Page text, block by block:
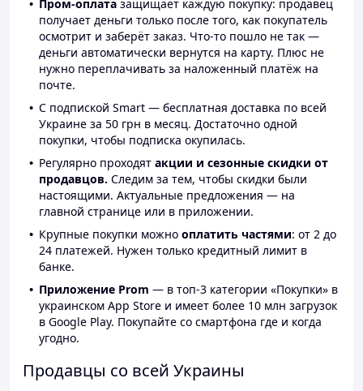
Пром-оплата защищает каждую покупку: продавец
получает деньги только после того, как покупатель
осмотрит и заберёт заказ. Что-то пошло не так —
деньги автоматически вернутся на карту. Плюс не
нужно переплачивать за наложенный платёж на
почте.
С подпиской Smart — бесплатная доставка по всей
Украине за 50 грн в месяц. Достаточно одной
покупки, чтобы подписка окупилась.
Регулярно проходят акции и сезонные скидки от
продавцов. Следим за тем, чтобы скидки были
настоящими. Актуальные предложения — на
главной странице или в приложении.
Крупные покупки можно оплатить частями: от 2 до
24 платежей. Нужен только кредитный лимит в
банке.
Приложение Prom — в топ-3 категории «Покупки» в
украинском App Store и имеет более 10 млн загрузок
в Google Play. Покупайте со смартфона где и когда
угодно.
Продавцы со всей Украины